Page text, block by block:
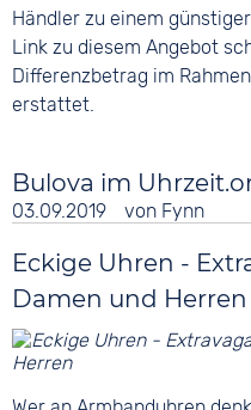
Händler zu einem
Link zu diesem Angebot
Differenzbetrag im
erstattet.
Bulova im
03.09.2019 von Fynn
Eckige Uhren -
Damen und Herren